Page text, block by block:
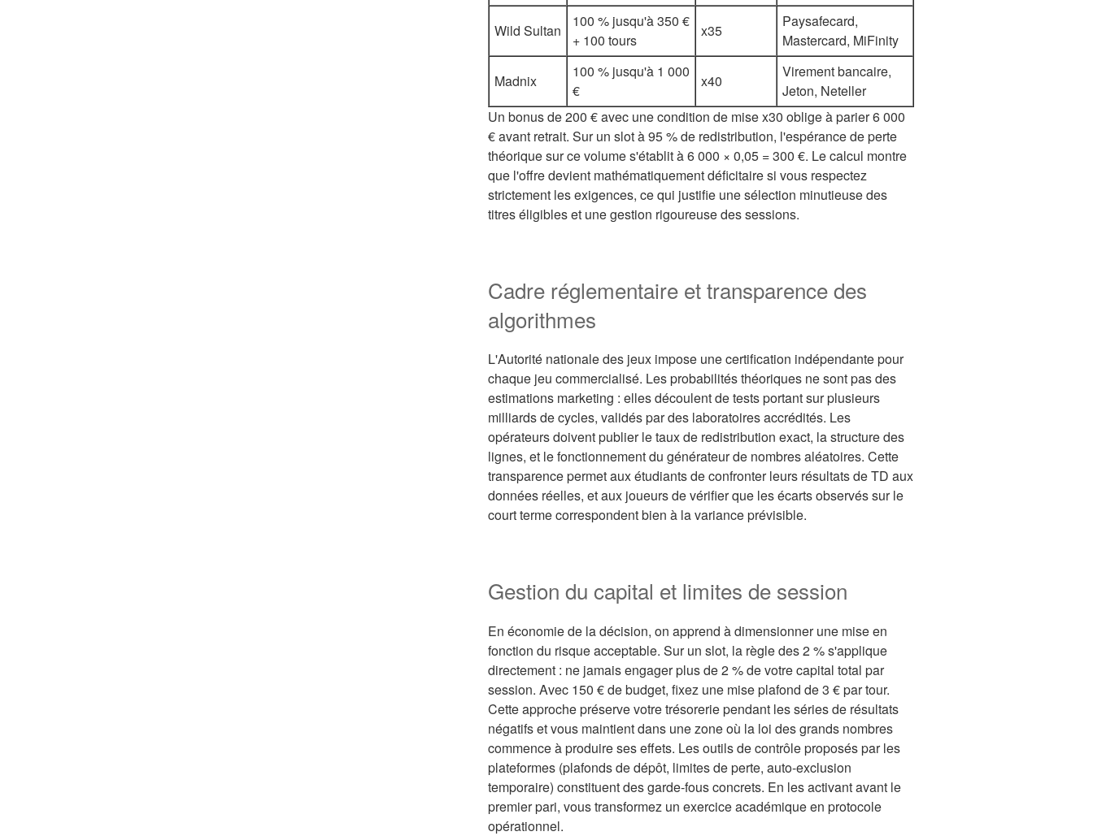
Wild Sultan
100 % jusqu'à 350 €
+ 100 tours
x35
Paysafecard,
Mastercard, MiFinity
Madnix
100 % jusqu'à 1 000
€
x40
Virement bancaire,
Jeton, Neteller
Un bonus de 200 € avec une condition de mise x30 oblige à parier 6 000
€ avant retrait. Sur un slot à 95 % de redistribution, l'espérance de perte
théorique sur ce volume s'établit à 6 000 × 0,05 = 300 €. Le calcul montre
que l'offre devient mathématiquement déficitaire si vous respectez
strictement les exigences, ce qui justifie une sélection minutieuse des
titres éligibles et une gestion rigoureuse des sessions.
Cadre réglementaire et transparence des
algorithmes
L'Autorité nationale des jeux impose une certification indépendante pour
chaque jeu commercialisé. Les probabilités théoriques ne sont pas des
estimations marketing : elles découlent de tests portant sur plusieurs
milliards de cycles, validés par des laboratoires accrédités. Les
opérateurs doivent publier le taux de redistribution exact, la structure des
lignes, et le fonctionnement du générateur de nombres aléatoires. Cette
transparence permet aux étudiants de confronter leurs résultats de TD aux
données réelles, et aux joueurs de vérifier que les écarts observés sur le
court terme correspondent bien à la variance prévisible.
Gestion du capital et limites de session
En économie de la décision, on apprend à dimensionner une mise en
fonction du risque acceptable. Sur un slot, la règle des 2 % s'applique
directement : ne jamais engager plus de 2 % de votre capital total par
session. Avec 150 € de budget, fixez une mise plafond de 3 € par tour.
Cette approche préserve votre trésorerie pendant les séries de résultats
négatifs et vous maintient dans une zone où la loi des grands nombres
commence à produire ses effets. Les outils de contrôle proposés par les
plateformes (plafonds de dépôt, limites de perte, auto-exclusion
temporaire) constituent des garde-fous concrets. En les activant avant le
premier pari, vous transformez un exercice académique en protocole
opérationnel.